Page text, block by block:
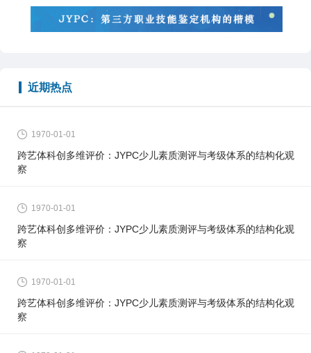
近期热点
1970-01-01
跨艺体科创多维评价：JYPC少儿素质测评与考级体系的结构化观
察
1970-01-01
跨艺体科创多维评价：JYPC少儿素质测评与考级体系的结构化观
察
1970-01-01
跨艺体科创多维评价：JYPC少儿素质测评与考级体系的结构化观
察